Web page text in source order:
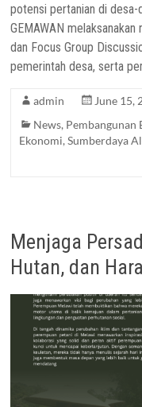
potensi pertanian di
GEMAWAN
dan Focus Group
pemerintah desa, serta
admin
June 15,
News, Pembangunan
Ekonomi,Sumberdaya
Menjaga
Hutan, dan